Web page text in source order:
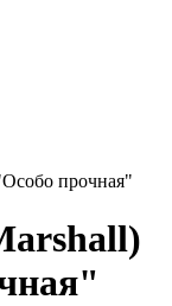
прочная"